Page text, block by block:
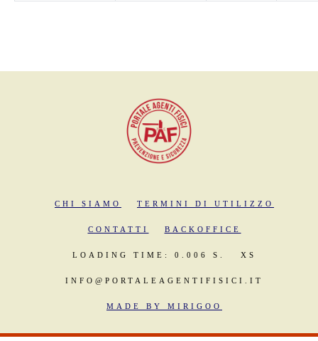
CHI SIAMO TERMINI DI UTILIZZO
CONTATTI BACKOFFICE
LOADING TIME: 0.006 S. XS
INFO@PORTALEAGENTIFISICI.IT
MADE BY MIRIGOO